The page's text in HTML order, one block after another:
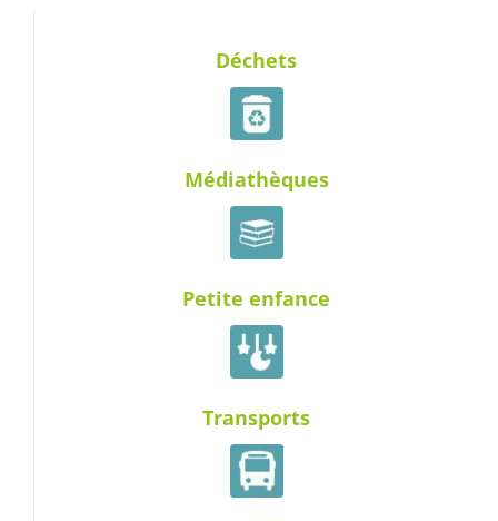
Déchets
Médiathèques
Petite enfance
Transports